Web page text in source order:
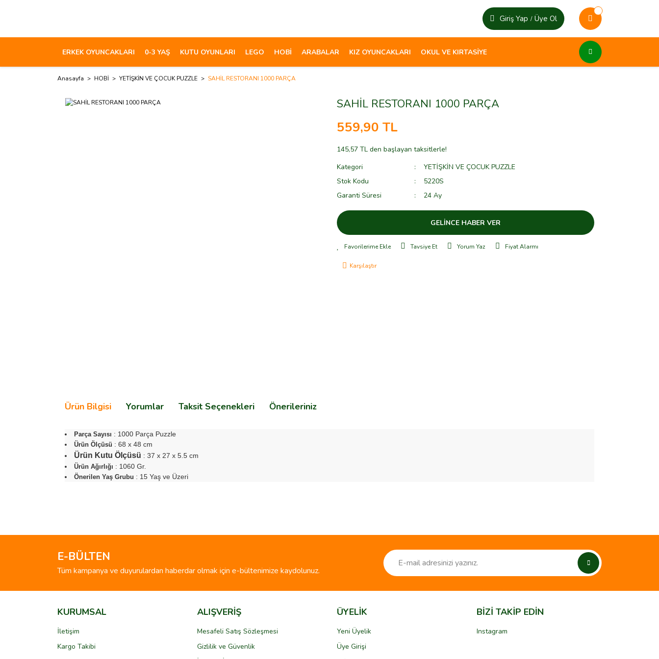
Giriş Yap / Üye Ol
ERKEK OYUNCAKLARI 0-3 YAŞ KUTU OYUNLARI LEGO HOBİ ARABALAR KIZ OYUNCAKLARI OKUL VE KIRTASİYE
Anasayfa HOBİ YETİŞKİN VE ÇOCUK PUZZLE SAHİL RESTORANI 1000 PARÇA
SAHİL RESTORANI 1000 PARÇA
559,90 TL
145,57 TL den başlayan taksitlerle!
Kategori
YETİŞKİN VE ÇOCUK PUZZLE
Stok Kodu
5220S
Garanti Süresi
24 Ay
GELİNCE HABER VER
Tavsiye Et Yorum Yaz Fiyat Alarmı
Karşılaştır
Ürün Bilgisi Yorumlar Taksit Seçenekleri Önerileriniz
Parça Sayısı : 1000 Parça Puzzle
Ürün Ölçüsü : 68 x 48 cm
Ürün Kutu Ölçüsü : 37 x 27 x 5.5 cm
Ürün Ağırlığı : 1060 Gr.
Önerilen Yaş Grubu : 15 Yaş ve Üzeri
Ürün resmi kalitesiz, bozuk veya görüntülenemiyor.
Bu ürüne benzer farklı alternatifler olmalı.
E-BÜLTEN
Tüm kampanya ve duyurulardan haberdar olmak için e-bültenimize kaydolunuz.
KURUMSAL
İletişim
Kargo Takibi
ALIŞVERİŞ
Mesafeli Satış Sözleşmesi
Gizlilik ve Güvenlik
ÜYELİK
Yeni Üyelik
Üye Girişi
BİZİ TAKİP EDİN
Instagram